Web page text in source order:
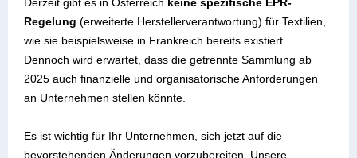
Regelung (erweiterte Herstellerverantwortung) für Textilien,
wie sie beispielsweise in Frankreich bereits existiert.
Dennoch wird erwartet, dass die getrennte Sammlung ab
2025 auch finanzielle und organisatorische Anforderungen
an Unternehmen stellen könnte.
Es ist wichtig für Ihr Unternehmen, sich jetzt auf die
bevorstehenden Änderungen vorzubereiten. Unsere